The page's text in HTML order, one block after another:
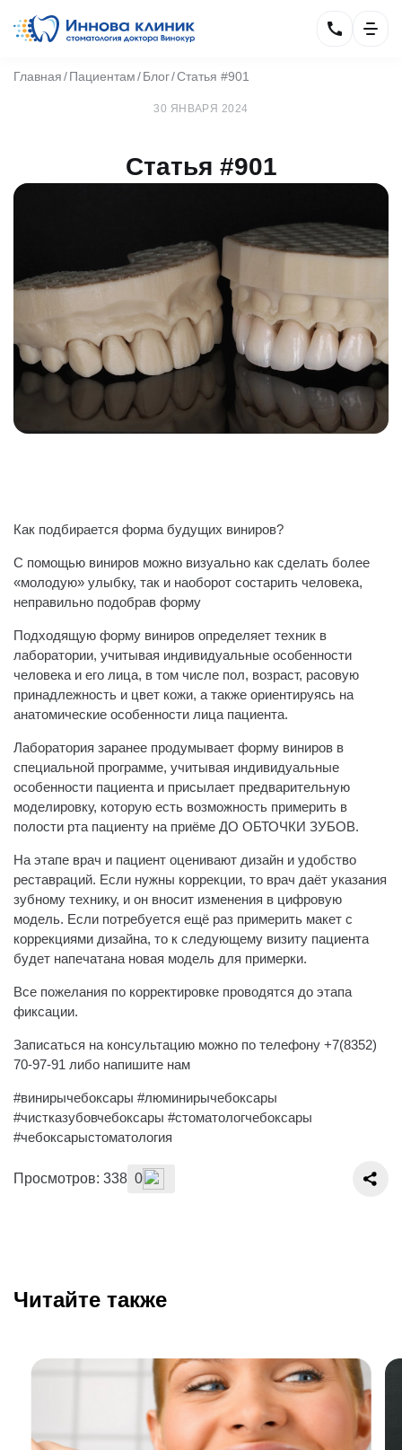
Главная Пациентам Блог Статья #901
30 ЯНВАРЯ 2024
Статья #901
Как подбирается форма будущих виниров?
С помощью виниров можно визуально как сделать более
«молодую» улыбку, так и наоборот состарить человека,
неправильно подобрав форму
Подходящую форму виниров определяет техник в
лаборатории, учитывая индивидуальные особенности
человека и его лица, в том числе пол, возраст, расовую
принадлежность и цвет кожи, а также ориентируясь на
анатомические особенности лица пациента.
Лаборатория заранее продумывает форму виниров в
специальной программе, учитывая индивидуальные
особенности пациента и присылает предварительную
моделировку, которую есть возможность примерить в
полости рта пациенту на приёме ДО ОБТОЧКИ ЗУБОВ.
На этапе врач и пациент оценивают дизайн и удобство
реставраций. Если нужны коррекции, то врач даёт указания
зубному технику, и он вносит изменения в цифровую
модель. Если потребуется ещё раз примерить макет с
коррекциями дизайна, то к следующему визиту пациента
будет напечатана новая модель для примерки.
Все пожелания по корректировке проводятся до этапа
фиксации.
Записаться на консультацию можно по телефону +7(8352)
70-97-91 либо напишите нам
#винирычебоксары #люминирычебоксары
#чистказубовчебоксары #стоматологчебоксары
#чебоксарыстоматология
Просмотров: 338 0
Читайте также